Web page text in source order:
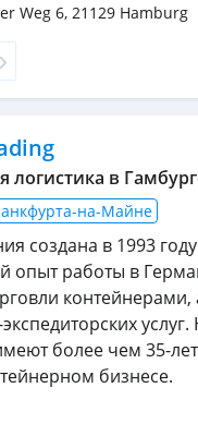
Weg 6, 21129 Hamburg
логистика в
на-Майне
создана в 1993
опыт работы в
контейнерами,
более чем 35-
бизнесе.